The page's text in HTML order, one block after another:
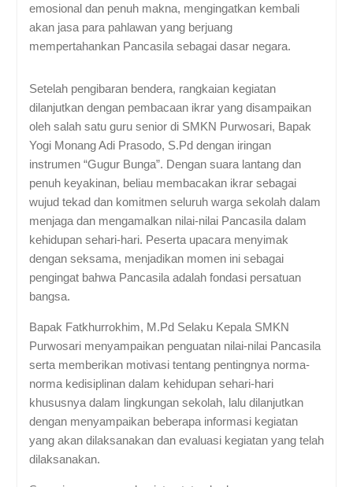
emosional dan penuh makna, mengingatkan kembali
akan jasa para pahlawan yang berjuang
mempertahankan Pancasila sebagai dasar negara.
Setelah pengibaran bendera, rangkaian kegiatan
dilanjutkan dengan pembacaan ikrar yang disampaikan
oleh salah satu guru senior di SMKN Purwosari, Bapak
Yogi Monang Adi Prasodo, S.Pd dengan iringan
instrumen “Gugur Bunga”. Dengan suara lantang dan
penuh keyakinan, beliau membacakan ikrar sebagai
wujud tekad dan komitmen seluruh warga sekolah dalam
menjaga dan mengamalkan nilai-nilai Pancasila dalam
kehidupan sehari-hari. Peserta upacara menyimak
dengan seksama, menjadikan momen ini sebagai
pengingat bahwa Pancasila adalah fondasi persatuan
bangsa.
Bapak Fatkhurrokhim, M.Pd Selaku Kepala SMKN
Purwosari menyampaikan penguatan nilai-nilai Pancasila
serta memberikan motivasi tentang pentingnya norma-
norma kedisiplinan dalam kehidupan sehari-hari
khususnya dalam lingkungan sekolah, lalu dilanjutkan
dengan menyampaikan beberapa informasi kegiatan
yang akan dilaksanakan dan evaluasi kegiatan yang telah
dilaksanakan.